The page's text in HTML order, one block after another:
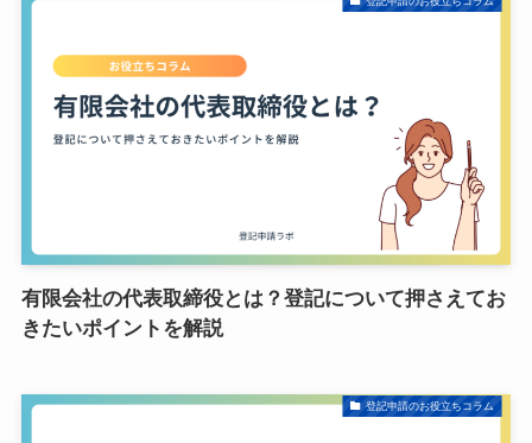
有限会社の代表取締役とは？登記について押さえてお
きたいポイントを解説
登記申請のお役立ちコラム